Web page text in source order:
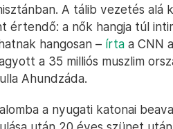
A tálib vezetés alá
értendő: a nők hangja túl
hangosan – írta a CNN
a 35 milliós muszlim
Ahundzáda.
a nyugati katonai